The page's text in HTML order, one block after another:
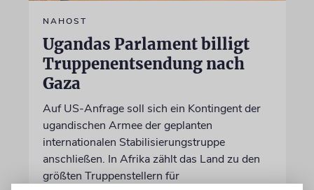
NAHOST
Ugandas Parlament billigt
Truppenentsendung nach
Gaza
Auf US-Anfrage soll sich ein Kontingent der
ugandischen Armee der geplanten
internationalen Stabilisierungstruppe
anschließen. In Afrika zählt das Land zu den
größten Truppenstellern für